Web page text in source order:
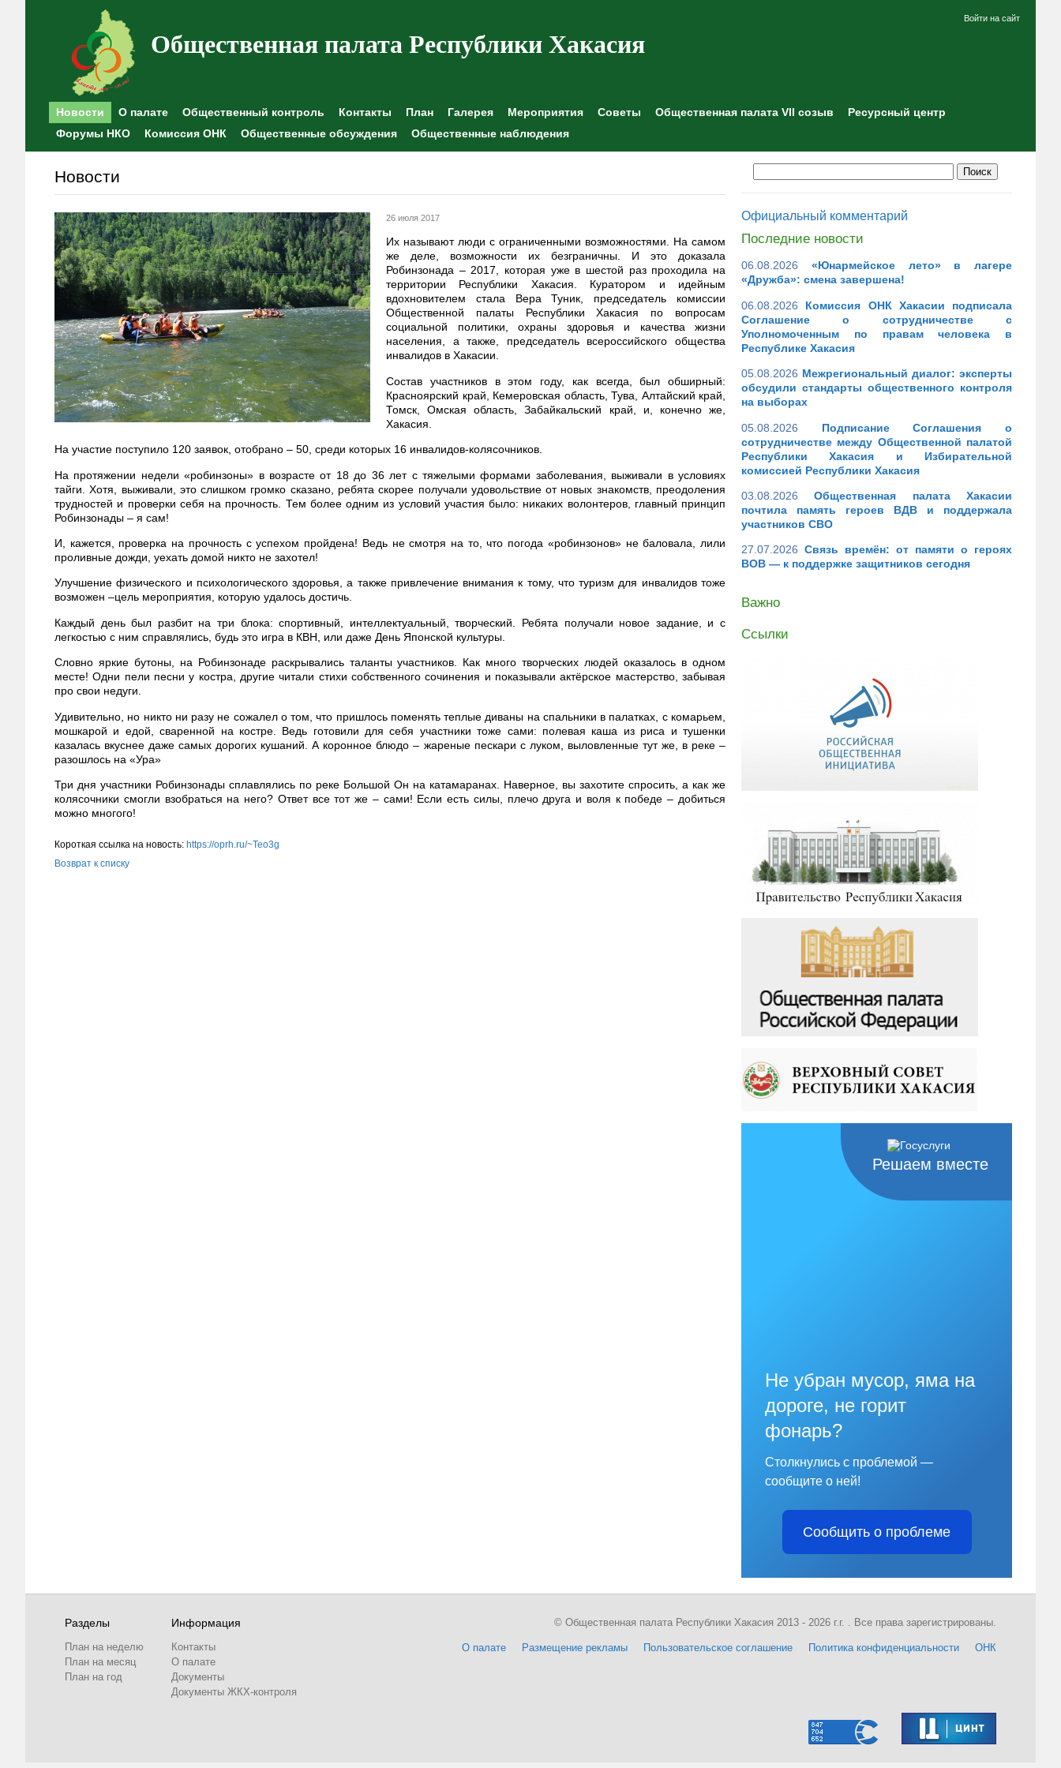
Общественная палата Республики Хакасия
Войти на сайт
Новости О палате Общественный контроль Контакты План Галерея Мероприятия Советы Общественная палата VII созыв
Ресурсный центр
Форумы НКО
Комиссия ОНК Общественные обсуждения Общественные наблюдения
Новости
26 июля 2017
Их называют люди с ограниченными возможностями. На самом
же деле, возможности их безграничны. И это доказала
Робинзонада – 2017, которая уже в шестой раз проходила на
территории Республики Хакасия. Куратором и идейным
вдохновителем стала Вера Туник, председатель комиссии
Общественной палаты Республики Хакасия по вопросам
социальной политики, охраны здоровья и качества жизни
населения, а также, председатель всероссийского общества
инвалидов в Хакасии.
Состав участников в этом году, как всегда, был обширный:
Красноярский край, Кемеровская область, Тува, Алтайский край,
Томск, Омская область, Забайкальский край, и, конечно же,
Хакасия.
На участие поступило 120 заявок, отобрано – 50, среди которых 16 инвалидов-колясочников.
На протяжении недели «робинзоны» в возрасте от 18 до 36 лет с тяжелыми формами заболевания, выживали в условиях
тайги. Хотя, выживали, это слишком громко сказано, ребята скорее получали удовольствие от новых знакомств, преодоления
трудностей и проверки себя на прочность. Тем более одним из условий участия было: никаких волонтеров, главный принцип
Робинзонады – я сам!
И, кажется, проверка на прочность с успехом пройдена! Ведь не смотря на то, что погода «робинзонов» не баловала, лили
проливные дожди, уехать домой никто не захотел!
Улучшение физического и психологического здоровья, а также привлечение внимания к тому, что туризм для инвалидов тоже
возможен –цель мероприятия, которую удалось достичь.
Каждый день был разбит на три блока: спортивный, интеллектуальный, творческий. Ребята получали новое задание, и с
легкостью с ним справлялись, будь это игра в КВН, или даже День Японской культуры.
Словно яркие бутоны, на Робинзонаде раскрывались таланты участников. Как много творческих людей оказалось в одном
месте! Одни пели песни у костра, другие читали стихи собственного сочинения и показывали актёрское мастерство, забывая
про свои недуги.
Удивительно, но никто ни разу не сожалел о том, что пришлось поменять теплые диваны на спальники в палатках, с комарьем,
мошкарой и едой, сваренной на костре. Ведь готовили для себя участники тоже сами: полевая каша из риса и тушенки
казалась вкуснее даже самых дорогих кушаний. А коронное блюдо – жареные пескари с луком, выловленные тут же, в реке –
разошлось на «Ура»
Три дня участники Робинзонады сплавлялись по реке Большой Он на катамаранах. Наверное, вы захотите спросить, а как же
колясочники смогли взобраться на него? Ответ все тот же – сами! Если есть силы, плечо друга и воля к победе – добиться
можно многого!
Короткая ссылка на новость: https://oprh.ru/~Teo3g
Возврат к списку
Официальный комментарий
Последние новости
06.08.2026
«Юнармейское лето» в лагере
«Дружба»: смена завершена!
06.08.2026
Комиссия ОНК Хакасии подписала
Соглашение о сотрудничестве с
Уполномоченным по правам человека в
Республике Хакасия
05.08.2026 Межрегиональный диалог: эксперты
обсудили стандарты общественного контроля
на выборах
05.08.2026
Подписание Соглашения о
сотрудничестве между Общественной палатой
Республики Хакасия и Избирательной
комиссией Республики Хакасия
03.08.2026
Общественная палата Хакасии
почтила память героев ВДВ и поддержала
участников СВО
27.07.2026 Связь времён: от памяти о героях
ВОВ — к поддержке защитников сегодня
Важно
Ссылки
Решаем вместе
Не убран мусор, яма на
дороге, не горит
фонарь?
Столкнулись с проблемой —
сообщите о ней!
Сообщить о проблеме
Разделы
План на неделю
План на месяц
План на год
Информация
Контакты
О палате
Документы
Документы ЖКХ-контроля
О палате Размещение рекламы Пользовательское соглашение Политика конфиденциальности ОНК
© Общественная палата Республики Хакасия 2013 - 2026 г.г. . Все права зарегистрированы.